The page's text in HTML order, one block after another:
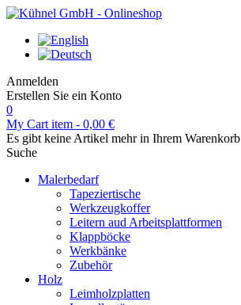
Anmelden
Erstellen Sie ein Konto
0
My Cart item - 0,00 €
Es gibt keine Artikel mehr in Ihrem Warenkorb
Suche
Malerbedarf
Tapeziertische
Werkzeugkoffer
Leitern aud Arbeitsplattformen
Klappböcke
Werkbänke
Zubehör
Holz
Leimholzplatten